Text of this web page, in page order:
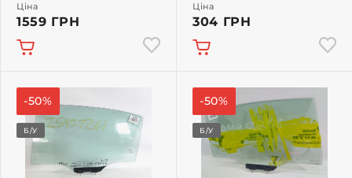
Ціна
1559 ГРН
Ціна
304 ГРН
-50%
Б/У
-50%
Б/У